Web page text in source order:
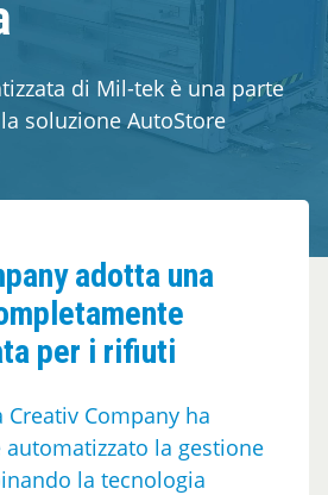
Case studies
Azienda
Webshop
Contatti
di Mil-tek è una parte
soluzione AutoStore
adotta una
per i rifiuti
Creativ Company ha
la gestione
la tecnologia